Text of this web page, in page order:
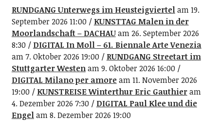
RUNDGANG Unterwegs im Heusteigviertelam 19.
September 2026 11:00
KUNSTTAG Malen in der
Moorlandschaft – DACHAUam 26. September 2026
8:30
DIGITAL In Moll – 61. Biennale Arte Venezia
am 7. Oktober 2026 19:00
RUNDGANG Streetart im
Stuttgarter Westenam 9. Oktober 2026 16:00
DIGITAL Milano per amoream 11. November 2026
19:00
KUNSTREISE Winterthur Eric Gauthieram
4. Dezember 2026 7:30
DIGITAL Paul Klee und die
Engelam 8. Dezember 2026 19:00